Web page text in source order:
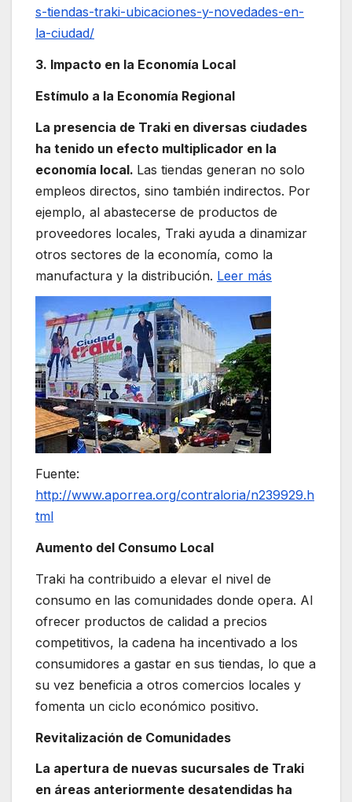
s-tiendas-traki-ubicaciones-y-novedades-en-
la-ciudad/
3. Impacto en la Economía Local
Estímulo a la Economía Regional
La presencia de Traki en diversas ciudades
ha tenido un efecto multiplicador en la
economía local. Las tiendas generan no solo
empleos directos, sino también indirectos. Por
ejemplo, al abastecerse de productos de
proveedores locales, Traki ayuda a dinamizar
otros sectores de la economía, como la
manufactura y la distribución. Leer más
Fuente:
http://www.aporrea.org/contraloria/n239929.h
tml
Aumento del Consumo Local
Traki ha contribuido a elevar el nivel de
consumo en las comunidades donde opera. Al
ofrecer productos de calidad a precios
competitivos, la cadena ha incentivado a los
consumidores a gastar en sus tiendas, lo que a
su vez beneficia a otros comercios locales y
fomenta un ciclo económico positivo.
Revitalización de Comunidades
La apertura de nuevas sucursales de Traki
en áreas anteriormente desatendidas ha